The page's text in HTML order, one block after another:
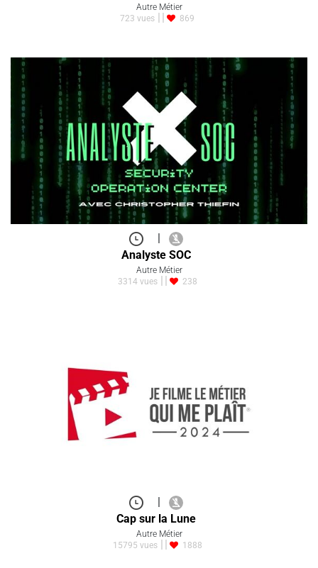
Autre Métier
723 vues
869
Analyste SOC
Autre Métier
3314 vues
238
|
Cap sur la Lune
Autre Métier
15795 vues
1888